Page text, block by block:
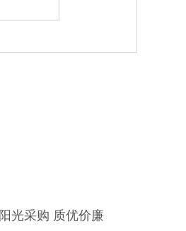
阳光采购 质优价廉